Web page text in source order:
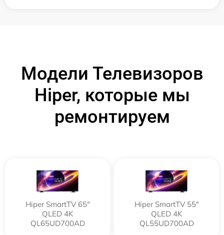
Модели Телевизоров
Hiper, которые мы
ремонтируем
Hiper SmartTV 65"
QLED 4K
QL65UD700AD
Hiper SmartTV 55"
QLED 4K
QL55UD700AD